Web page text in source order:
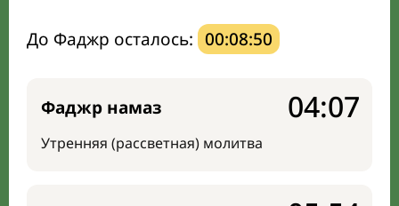
До Фаджр осталось: 00:08:49
Фаджр намаз
Утренняя (рассветная) молитва
04:07